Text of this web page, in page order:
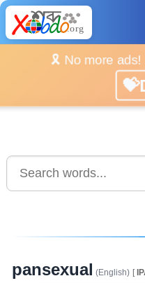
🎗️ No more ads!
pansexual (English) [